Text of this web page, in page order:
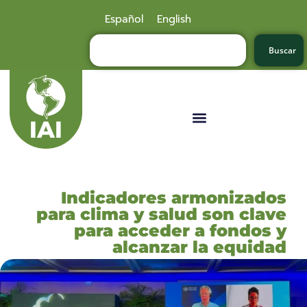
Español English
Buscar
Indicadores armonizados
para clima y salud son clave
para acceder a fondos y
alcanzar la equidad